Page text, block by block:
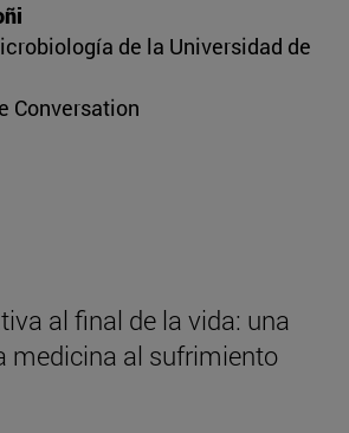
de la Universidad de
Conversation
al final de la vida: una
medicina al sufrimiento